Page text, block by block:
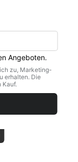
– bei
maximale